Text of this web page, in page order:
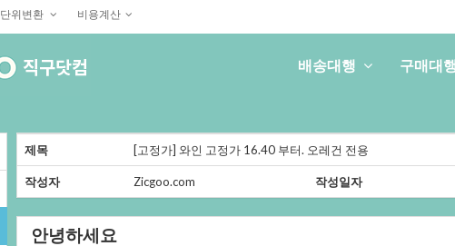
단위변환 비용계산
배송대행 구매대
제목 [고정가]와인고정가16.40부터.오레건전용
작성자 Zicgoo.com 작성일자
안녕하세요